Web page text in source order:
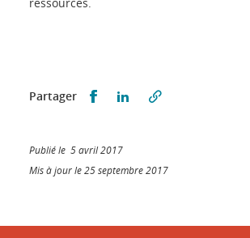
Partager Partager sur Facebook
Partager sur LinkedIn
Publié le 5 avril 2017
Mis à jour le 25 septembre 2017